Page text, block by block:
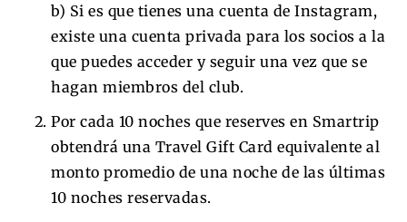
b) Si es que tienes una cuenta de Instagram,
existe una cuenta privada para los socios a la
que puedes acceder y seguir una vez que se
hagan miembros del club.
Por cada 10 noches que reserves en Smartrip
obtendrá una Travel Gift Card equivalente al
monto promedio de una noche de las últimas
10 noches reservadas.